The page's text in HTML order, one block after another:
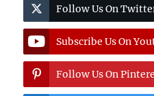
Follow Us On
Subscribe Us On
Follow Us On